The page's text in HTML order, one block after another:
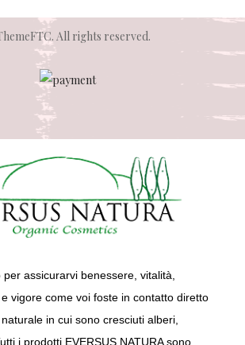
. All rights reserved.
assicurarvi benessere, vitalità,
vigore come voi foste in contatto diretto
in cui sono cresciuti alberi,
i prodotti EVERSUS NATURA sono